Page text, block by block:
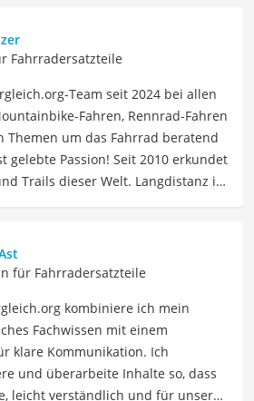
Fahrradersatzteile
Team seit 2024 bei allen
Fahren, Rennrad-Fahren
Themen um das Fahrrad beratend
dieser Welt. Langdistanz ist
Sportmentaltrainerin, Social
15.000 Kilometern pro Jahr macht
neue Erfahrungen, die sie vor
auf Instagram teilt.
ist aus unserer Sicht
fürFahrradfahrer.
für Fahrradersatzteile
kombiniere ich mein
Fachwissen mit einem
klare Kommunikation. Ich
und überarbeite Inhalte so, dass
leicht verständlich und für unsere